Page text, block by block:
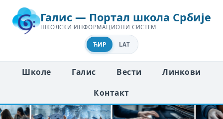
Галис — Портал школа Србије
ШКОЛСКИ ИНФОРМАЦИОНИ СИСТЕМ
ЋИР LAT
Школе Галис Вести
Линкови
Контакт